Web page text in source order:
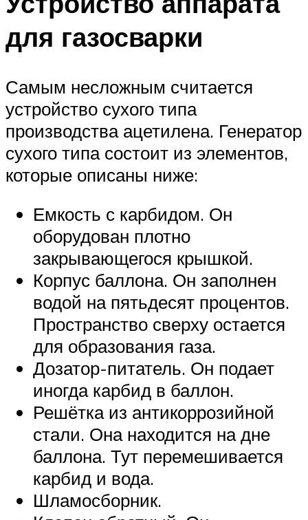
для газосварки
Самым несложным считается
устройство сухого типа
производства ацетилена. Генератор
сухого типа состоит из элементов,
которые описаны ниже:
Емкость с карбидом. Он
оборудован плотно
закрывающегося крышкой.
Корпус баллона. Он заполнен
водой на пятьдесят процентов.
Пространство сверху остается
для образования газа.
Дозатор-питатель. Он подает
иногда карбид в баллон.
Решётка из антикоррозийной
стали. Она находится на дне
баллона. Тут перемешивается
карбид и вода.
Шламосборник.